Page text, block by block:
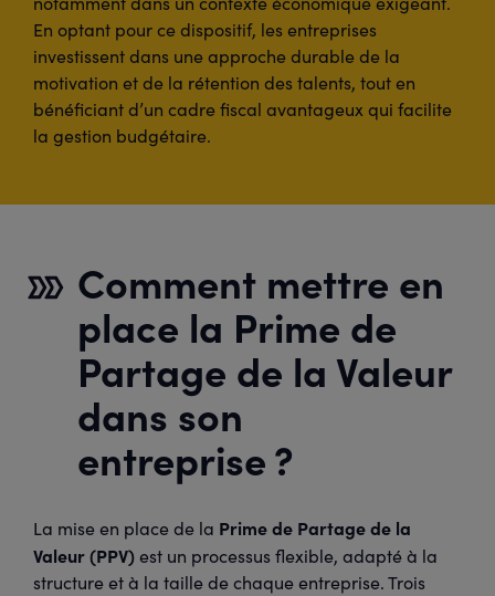
En optant pour ce dispositif, les entreprises
investissent dans une approche durable de la
motivation et de la rétention des talents, tout en
bénéficiant d’un cadre fiscal avantageux qui facilite
la gestion budgétaire.
Comment mettre en
place la Prime de
Partage de la Valeur
dans son
entreprise ?
La mise en place de la Prime de Partage de la
Valeur (PPV)est un processus flexible, adapté à la
structure et à la taille de chaque entreprise. Trois